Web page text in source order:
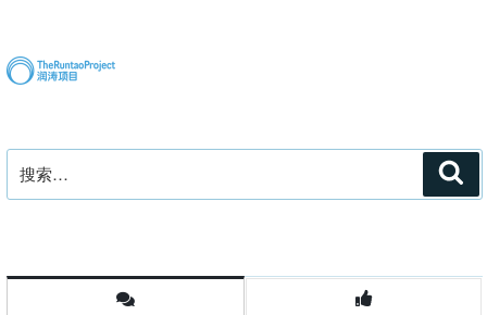
梦
苗
效
是
主
病
索：